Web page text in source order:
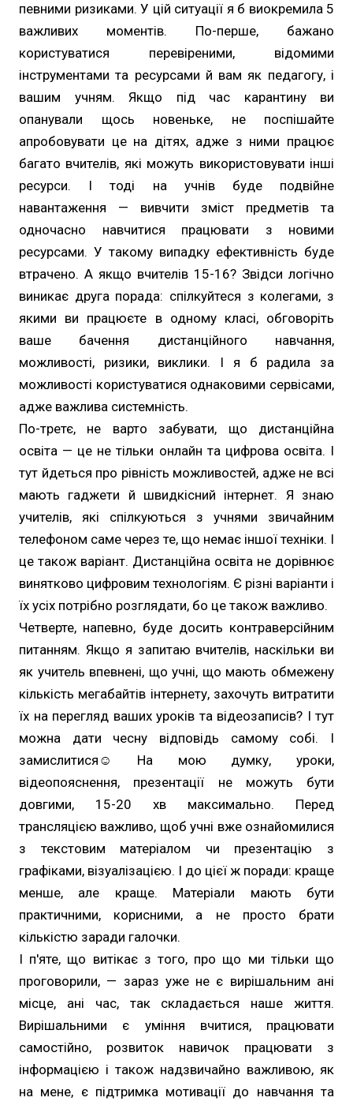
певними ризиками. У цій ситуації я б виокремила 5
важливих моментів. По-перше, бажано
користуватися перевіреними, відомими
інструментами та ресурсами й вам як педагогу, і
вашим учням. Якщо під час карантину ви
опанували щось новеньке, не поспішайте
апробовувати це на дітях, адже з ними працює
багато вчителів, які можуть використовувати інші
ресурси. І тоді на учнів буде подвійне
навантаження — вивчити зміст предметів та
одночасно навчитися працювати з новими
ресурсами. У такому випадку ефективність буде
втрачено. А якщо вчителів 15-16? Звідси логічно
виникає друга порада: спілкуйтеся з колегами, з
якими ви працюєте в одному класі, обговоріть
ваше бачення дистанційного навчання,
можливості, ризики, виклики. І я б радила за
можливості користуватися однаковими сервісами,
адже важлива системність.
По-третє, не варто забувати, що дистанційна
освіта — це не тільки онлайн та цифрова освіта. І
тут йдеться про рівність можливостей, адже не всі
мають гаджети й швидкісний інтернет. Я знаю
учителів, які спілкуються з учнями звичайним
телефоном саме через те, що немає іншої техніки. І
це також варіант. Дистанційна освіта не дорівнює
винятково цифровим технологіям. Є різні варіанти і
їх усіх потрібно розглядати, бо це також важливо.
Четверте, напевно, буде досить контраверсійним
питанням. Якщо я запитаю вчителів, наскільки ви
як учитель впевнені, що учні, що мають обмежену
кількість мегабайтів інтернету, захочуть витратити
їх на перегляд ваших уроків та відеозаписів? І тут
можна дати чесну відповідь самому собі. І
замислитися☺ На мою думку, уроки,
відеопояснення, презентації не можуть бути
довгими, 15-20 хв максимально. Перед
трансляцією важливо, щоб учні вже ознайомилися
з текстовим матеріалом чи презентацію з
графіками, візуалізацією. І до цієї ж поради: краще
менше, але краще. Матеріали мають бути
практичними, корисними, а не просто брати
кількістю заради галочки.
І п'яте, що витікає з того, про що ми тільки що
проговорили, — зараз уже не є вирішальним ані
місце, ані час, так складається наше життя.
Вирішальними є уміння вчитися, працювати
самостійно, розвиток навичок працювати з
інформацією і також надзвичайно важливою, як
на мене, є підтримка мотивації до навчання та